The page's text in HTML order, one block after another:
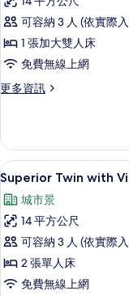
的
所
有
相
雙
人
床
的
詳
情
級
雙
人
城
景
觀
的
所
有
相
片
可容納 3 人 (依實際
1 張加大雙人床
免費無線上網
更多資訊
更
雙
人
房,
市
景
觀
的
詳
情
顯
示
Superior
Twin
with
View
的
6
Superior Twin with
城市景
14 平方公尺
可容納 3 人 (依實際
2 張單人床
免費無線上網